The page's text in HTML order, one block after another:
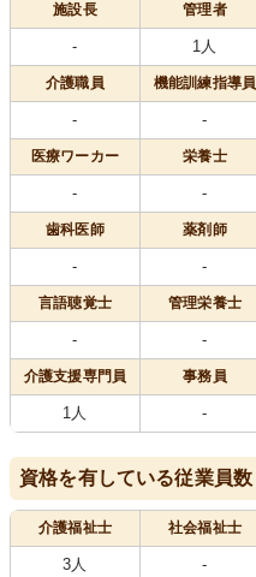
施設長 管理者
- 1人
介護職員 機能訓練指導員
- -
医療ワーカー 栄養士
- -
歯科医師 薬剤師
- -
言語聴覚士 管理栄養士
- -
介護支援専門員 事務員
1人 -
資格を有している従業員数
介護福祉士 社会福祉士
3人 -